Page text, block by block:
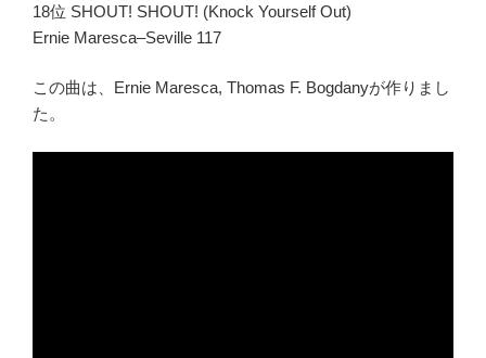
18位 SHOUT! SHOUT! (Knock Yourself Out)
Ernie Maresca–Seville 117
この曲は、Ernie Maresca, Thomas F. Bogdanyが作りまし
た。